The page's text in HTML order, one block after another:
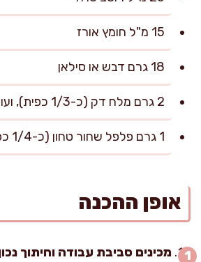
15 מ"ל חומץ אורז
18 גרם דבש או סילאן
2 גרם מלח דק (כ-1/3 כפית), ועוד לפי הטעם
1 גרם פלפל שחור טחון (כ-1/4 כפית)
אופן ההכנה
מכינים סביבת עבודה וחיתוך